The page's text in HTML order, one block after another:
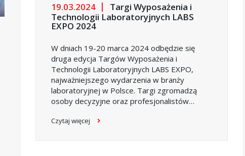
19.03.2024
Targi Wyposażenia i
Technologii Laboratoryjnych LABS
EXPO 2024
W dniach 19-20 marca 2024 odbędzie się
druga edycja Targów Wyposażenia i
Technologii Laboratoryjnych LABS EXPO,
najważniejszego wydarzenia w branży
laboratoryjnej w Polsce. Targi zgromadzą
osoby decyzyjne oraz profesjonalistów
działach kontroli jakości, działach R&D,
Czytaj więcej